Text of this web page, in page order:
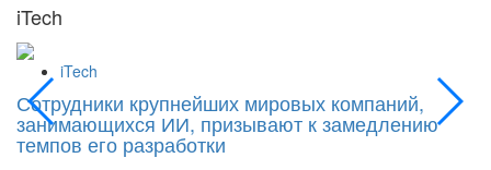
iTech
iTech
Сотрудники крупнейших мировых компаний,
занимающихся ИИ, призывают к замедлению
темпов его разработки